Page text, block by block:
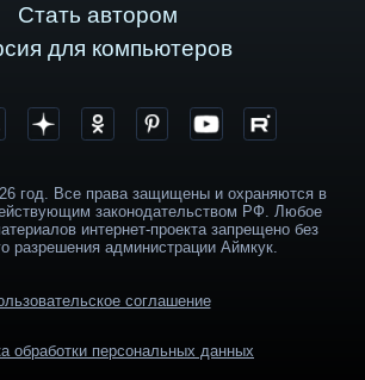
Стать автором
для компьютеров
год. Все права защищены и охраняются в
законодательством РФ. Любое
интернет-проекта запрещено без
разрешения администрации Аймкук.
соглашение
обработки персональных данных